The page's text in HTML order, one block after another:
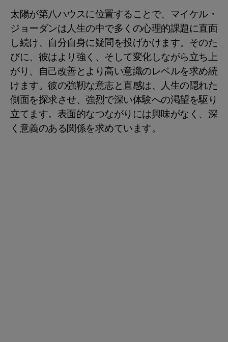
太陽が第八ハウスに位置することで、マイケル・
ジョーダンは人生の中で多くの心理的課題に直面
し続け、自分自身に疑問を投げかけます。そのた
びに、彼はより強く、そして変化しながら立ち上
がり、自己改善とより高い意識のレベルを求め続
けます。彼の強靭な意志と直感は、人生の隠れた
側面を探求させ、強烈で深い体験への渇望を駆り
立てます。表面的なつながりには興味がなく、深
く意義のある関係を求めています。